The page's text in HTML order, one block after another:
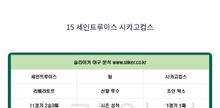
15 세인트루이스 시카고컵스